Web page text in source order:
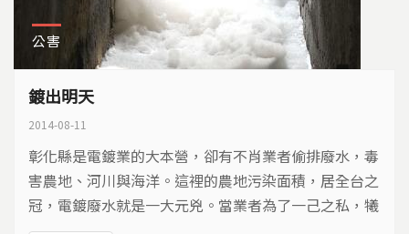
公害
鍍出明天
2014-08-11
彰化縣是電鍍業的大本營，卻有不肖業者偷排廢水，毒
害農地、河川與海洋。這裡的農地污染面積，居全台之
冠，電鍍廢水就是一大元兇。當業者為了一己之私，犧
牲農民的未來，誰能點醒他們鍍向合法的明天…